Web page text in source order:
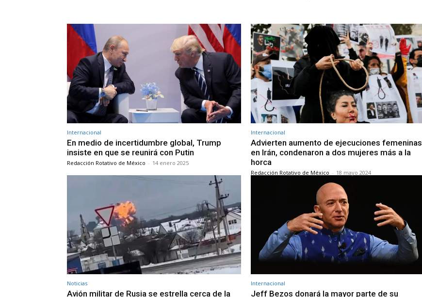
Internacional
En medio de incertidumbre global, Trump
insiste en que se reunirá con Putin
Redacción Rotativo de México - 14 enero 2025
Internacional
Advierten aumento de ejecuciones femeninas
en Irán, condenaron a dos mujeres más a la
horca
Redacción Rotativo de México - 18 mayo 2024
Noticias
Avión militar de Rusia se estrella cerca de la
Internacional
Jeff Bezos donará la mayor parte de su